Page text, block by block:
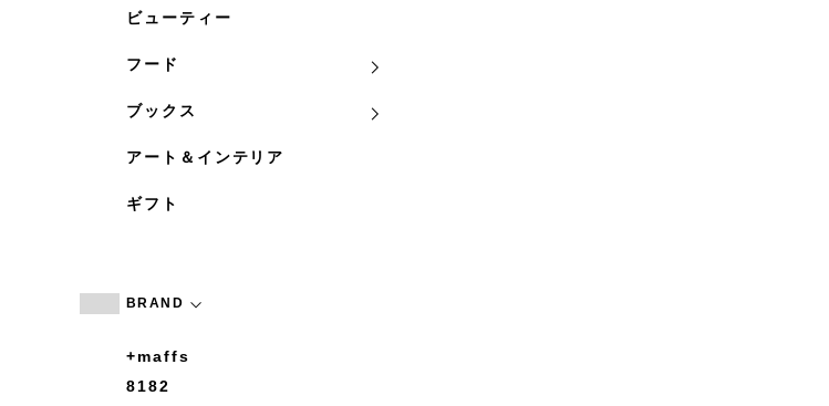
ビューティー
フード
ブックス
アート＆インテリア
ギフト
BRAND
+maffs
8182